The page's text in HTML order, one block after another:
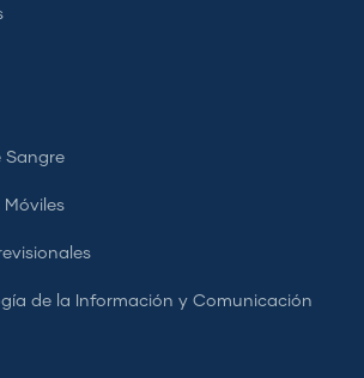
Sangre
de la Información y Comunicación